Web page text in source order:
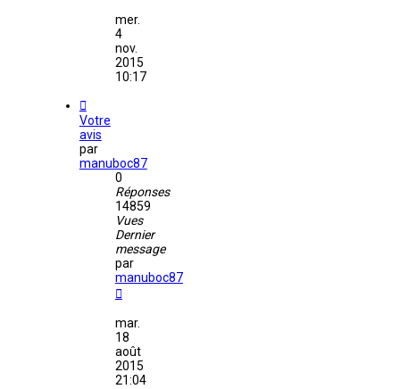
mer.
4
nov.
2015
10:17
Votre
avis
par
manuboc87
0
Réponses
14859
Vues
Dernier
message
par
manuboc87
mar.
18
août
2015
21:04